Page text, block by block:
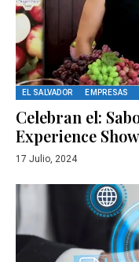
EL SALVADOR EMPRESAS
Celebran el:
Experience
17 Julio, 2024